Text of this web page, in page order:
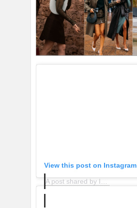
View this post on Instagram